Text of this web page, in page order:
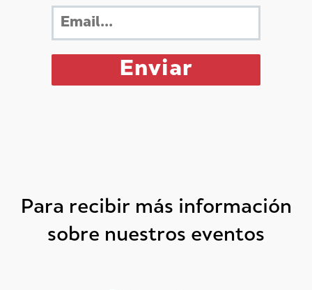
Para recibir más información
sobre nuestros eventos